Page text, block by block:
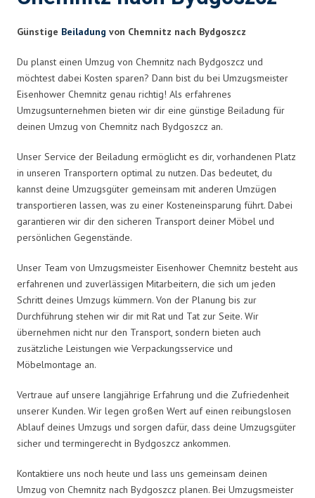
Günstige Beiladung von Chemnitz nach Bydgoszcz
Du planst einen Umzug von Chemnitz nach Bydgoszcz und
möchtest dabei Kosten sparen? Dann bist du bei Umzugsmeister
Eisenhower Chemnitz genau richtig! Als erfahrenes
Umzugsunternehmen bieten wir dir eine günstige Beiladung für
deinen Umzug von Chemnitz nach Bydgoszcz an.
Unser Service der Beiladung ermöglicht es dir, vorhandenen Platz
in unseren Transportern optimal zu nutzen. Das bedeutet, du
kannst deine Umzugsgüter gemeinsam mit anderen Umzügen
transportieren lassen, was zu einer Kosteneinsparung führt. Dabei
garantieren wir dir den sicheren Transport deiner Möbel und
persönlichen Gegenstände.
Unser Team von Umzugsmeister Eisenhower Chemnitz besteht aus
erfahrenen und zuverlässigen Mitarbeitern, die sich um jeden
Schritt deines Umzugs kümmern. Von der Planung bis zur
Durchführung stehen wir dir mit Rat und Tat zur Seite. Wir
übernehmen nicht nur den Transport, sondern bieten auch
zusätzliche Leistungen wie Verpackungsservice und
Möbelmontage an.
Vertraue auf unsere langjährige Erfahrung und die Zufriedenheit
unserer Kunden. Wir legen großen Wert auf einen reibungslosen
Ablauf deines Umzugs und sorgen dafür, dass deine Umzugsgüter
sicher und termingerecht in Bydgoszcz ankommen.
Kontaktiere uns noch heute und lass uns gemeinsam deinen
Umzug von Chemnitz nach Bydgoszcz planen. Bei Umzugsmeister